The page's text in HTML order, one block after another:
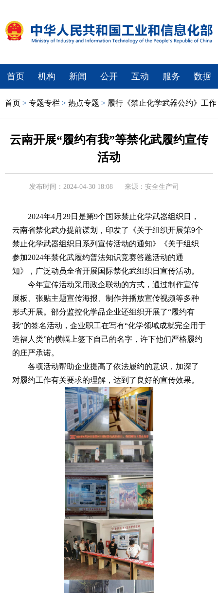
首页 机构 新闻 公开 互动 服务 数据
首页 > 专题专栏 > 热点专题 > 履行《禁止化学武器公约》工作
云南开展“履约有我”等禁化武履约宣传
活动
发布时间：2024-04-30 18:08 来源：安全生产司
2024年4月29日是第9个国际禁止化学武器组织日，
云南省禁化武办提前谋划，印发了《关于组织开展第9个
禁止化学武器组织日系列宣传活动的通知》《关于组织
参加2024年禁化武履约普法知识竞赛答题活动的通
知》，广泛动员全省开展国际禁化武组织日宣传活动。
今年宣传活动采用政企联动的方式，通过制作宣传
展板、张贴主题宣传海报、制作并播放宣传视频等多种
形式开展。部分监控化学品企业还组织开展了“履约有
我”的签名活动，企业职工在写有“化学领域成就完全用于
造福人类”的横幅上签下自己的名字，许下他们严格履约
的庄严承诺。
各项活动帮助企业提高了依法履约的意识，加深了
对履约工作有关要求的理解，达到了良好的宣传效果。